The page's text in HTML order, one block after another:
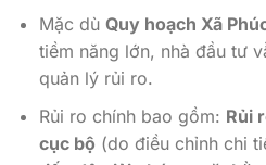
Mặc dù Quy hoạch Xã
tiềm năng lớn, nhà đầu tư
quản lý rủi ro.
Rủi ro chính bao gồm: Rủi
cục bộ (do điều chỉnh chi